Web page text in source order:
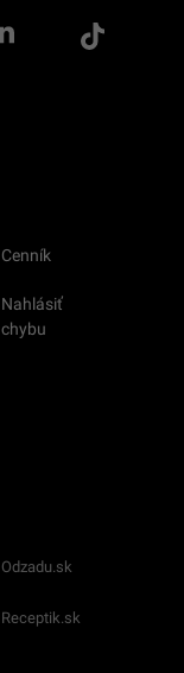
Cenník
Nahlásiť
chybu
Odzadu.sk
Receptik.sk